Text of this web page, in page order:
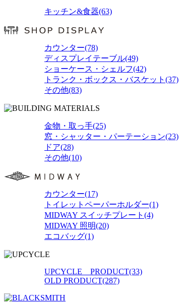
キッチン&食器(63)
カウンター(78)
ディスプレイテーブル(49)
ショーケース・シェルフ(42)
トランク・ボックス・バスケット(37)
その他(83)
金物・取っ手(25)
窓・シャッター・パーテーション(23)
ドア(28)
その他(10)
カウンター(17)
トイレットペーパーホルダー(1)
MIDWAY スイッチプレート(4)
MIDWAY 照明(20)
エコバッグ(1)
UPCYCLE PRODUCT(33)
OLD PRODUCT(287)